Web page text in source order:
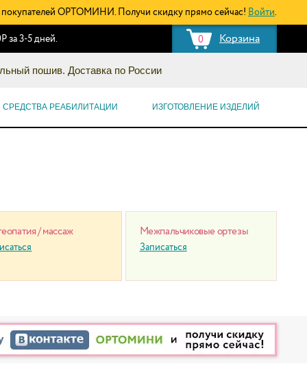
покупателей ОРТОМИНИ. Получи скидку прямо сейчас! Войти.
0 Корзина
за 3-5 дней.
пошив. Доставка по России
СРЕДСТВА РЕАБИЛИТАЦИИ ИЗГОТОВЛЕНИЕ ИЗДЕЛИЙ
/ массаж Межпальчиковые ортезы
Записаться